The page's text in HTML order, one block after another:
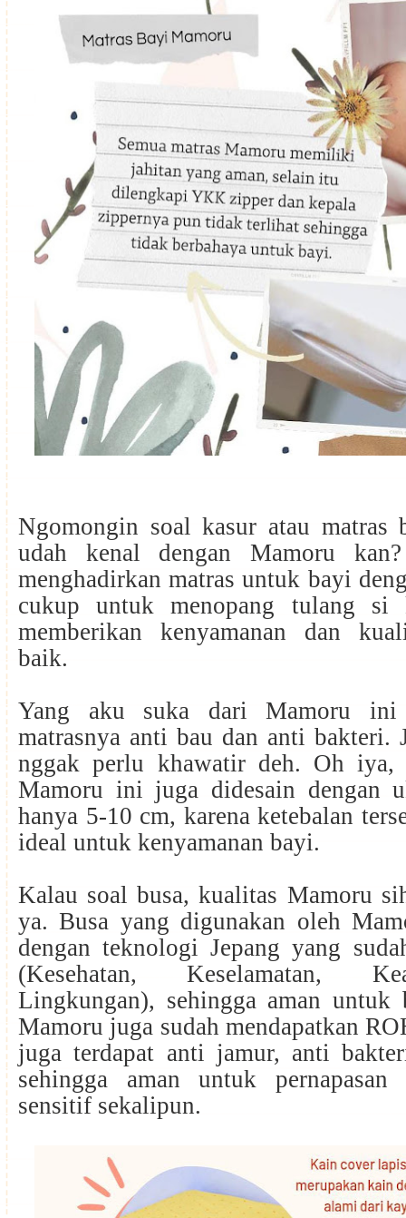
Ngomongin soal kasur atau matras
udah kenal dengan Mamoru
menghadirkan matras untuk bayi
cukup untuk menopang tulang si
memberikan kenyamanan dan
baik.
Yang aku suka dari Mamoru ini
matrasnya anti bau dan anti bakteri.
nggak perlu khawatir deh. Oh iya,
Mamoru ini juga didesain dengan
hanya 5-10 cm, karena ketebalan
ideal untuk kenyamanan bayi.
Kalau soal busa, kualitas Mamoru
ya. Busa yang digunakan oleh
dengan teknologi Jepang yang
(Kesehatan, Keselamatan,
Lingkungan), sehingga aman
Mamoru juga sudah mendapatkan
juga terdapat anti jamur, anti
sehingga aman untuk
sensitif sekalipun.